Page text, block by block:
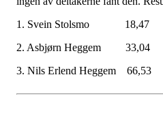
1. Svein Stolsmo 18,47
2. Asbjørn Heggem 33,04
3. Nils Erlend Heggem 66,53